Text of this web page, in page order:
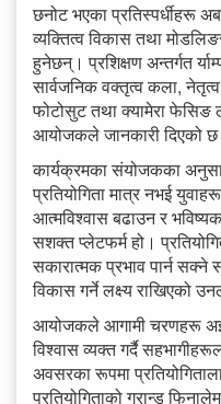
छनोट भएका प्रतिस्पर्धीहरू
व्यक्तित्व विकास तथा
हुनेछन्। प्रशिक्षण अन्तर्गत
सार्वजनिक वक्तृत्व कला,
फोटोसुट तथा क्यामेरा फेसिङ
आयोजकले जानकारी दिएको
कार्यक्रमका संयोजकका
प्रतियोगिता मात्र नभई
आत्मविश्वास बढाउन र
सशक्त प्लेटफर्म हो।
सकारात्मक प्रभाव पार्न सक्ने
विकास गर्ने लक्ष्य राखिएको
आयोजकले आगामी चरणहरू अझ
विश्वास व्यक्त गर्दै
अवसरका रूपमा
प्रतियोगिताको ग्रान्ड